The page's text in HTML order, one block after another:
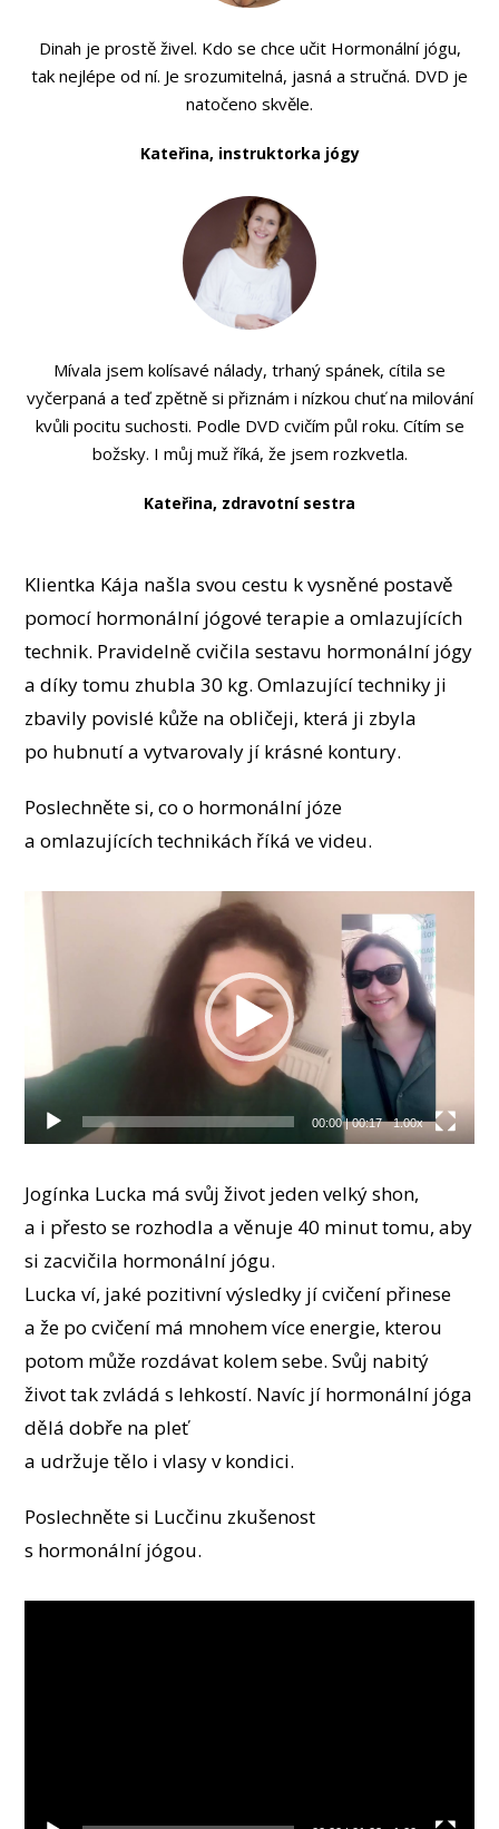
Dinah je prostě živel. Kdo se chce učit Hormonální jógu,
tak nejlépe od ní. Je srozumitelná, jasná a stručná. DVD je
natočeno skvěle.
Kateřina, instruktorka jógy
Mívala jsem kolísavé nálady, trhaný spánek, cítila se
vyčerpaná a teď zpětně si přiznám i nízkou chuť na milování
kvůli pocitu suchosti. Podle DVD cvičím půl roku. Cítím se
božsky. I můj muž říká, že jsem rozkvetla.
Kateřina, zdravotní sestra
Klientka Kája našla svou cestu k vysněné postavě
pomocí hormonální jógové terapie a omlazujících
technik. Pravidelně cvičila sestavu hormonální jógy
a díky tomu zhubla 30 kg. Omlazující techniky ji
zbavily povislé kůže na obličeji, která ji zbyla
po hubnutí a vytvarovaly jí krásné kontury.
Poslechněte si, co o hormonální józe
a omlazujících technikách říká ve videu.
přehrávač
00:00|00:17 1.00x
Jogínka Lucka má svůj život jeden velký shon,
a i přesto se rozhodla a věnuje 40 minut tomu, aby
si zacvičila hormonální jógu.
Lucka ví, jaké pozitivní výsledky jí cvičení přinese
a že po cvičení má mnohem více energie, kterou
potom může rozdávat kolem sebe. Svůj nabitý
život tak zvládá s lehkostí. Navíc jí hormonální jóga
dělá dobře na pleť
a udržuje tělo i vlasy v kondici.
Poslechněte si Lucčinu zkušenost
s hormonální jógou.